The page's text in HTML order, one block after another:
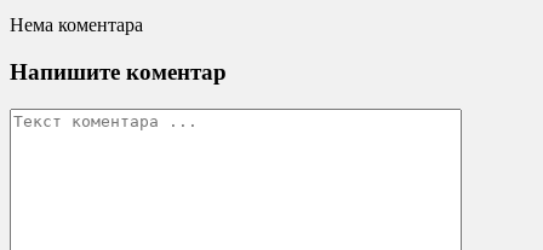
Нема коментара
Напишите коментар